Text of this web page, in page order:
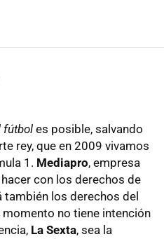
fútbol es posible, salvando
rey, que en 2009 vivamos
1. Mediapro, empresa
con los derechos de
los derechos del
no tiene intención
La Sexta, sea la